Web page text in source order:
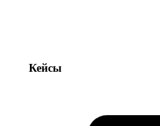
Кейсы
Кейсы